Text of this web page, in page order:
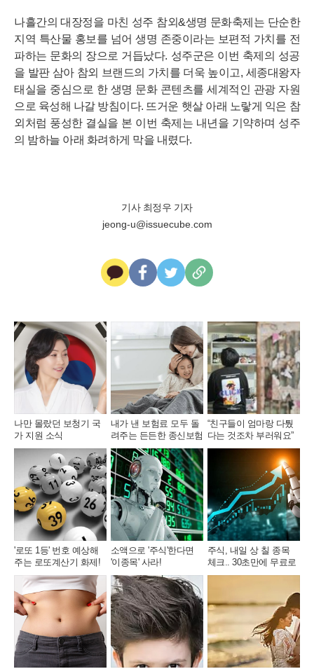
나흘간의 대장정을 마친 성주 참외&생명 문화축제는 단순한
지역 특산물 홍보를 넘어 생명 존중이라는 보편적 가치를 전
파하는 문화의 장으로 거듭났다. 성주군은 이번 축제의 성공
을 발판 삼아 참외 브랜드의 가치를 더욱 높이고, 세종대왕자
태실을 중심으로 한 생명 문화 콘텐츠를 세계적인 관광 자원
으로 육성해 나갈 방침이다. 뜨거운 햇살 아래 노랗게 익은 참
외처럼 풍성한 결실을 본 이번 축제는 내년을 기약하며 성주
의 밤하늘 아래 화려하게 막을 내렸다.
기사 최정우 기자
jeong-u@issuecube.com
톡
북
복
사
나만 몰랐던 보청기 국
가 지원 소식
내가 낸 보험료 모두 돌
려주는 든든한 종신보험
“친구들이 엄마랑 다퉜
다는 것조차 부러워요”
'로또 1등' 번호 예상해
주는 로또계산기 화제!
소액으로 '주식'한다면
'이종목' 사라!
주식, 내일 상 칠 종목
체크.. 30초만에 무료로